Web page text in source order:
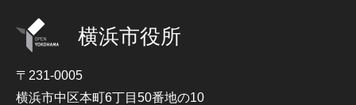
横浜市役所
〒231-0005
横浜市中区本町6丁目50番地の10